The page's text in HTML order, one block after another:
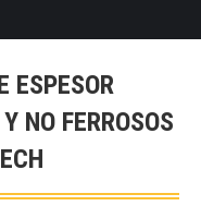
ESPESOR
NO FERROSOS